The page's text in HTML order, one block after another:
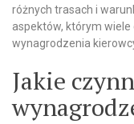
różnych trasach i
aspektów, którym
wynagrodzenia
Jakie